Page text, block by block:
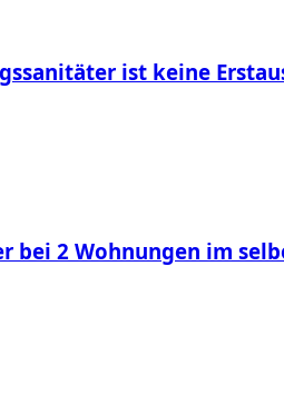
ist keine
bei 2 Wohnungen im